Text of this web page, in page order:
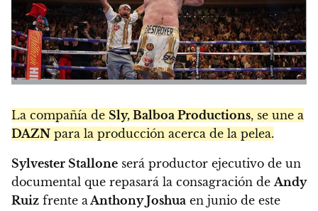
La compañía de Sly, Balboa Productions, se une a
DAZN para la producción acerca de la pelea.
Sylvester Stallone será productor ejecutivo de un
documental que repasará la consagración deAndy
Ruiz frente aAnthony Joshua en junio de este